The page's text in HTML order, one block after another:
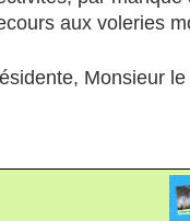
aux voleries
Monsieur